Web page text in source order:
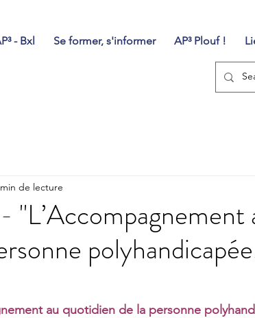
- Bxl Se former, s'informer AP³ Plouf !
de lecture
au quotidien de la personne